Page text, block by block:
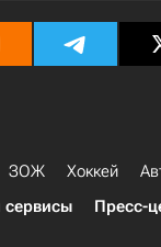
ЗОЖ Хоккей
сервисы Пресс-